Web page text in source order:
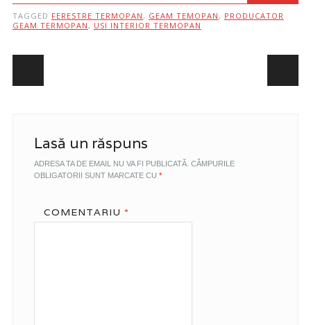
TAGGED FERESTRE TERMOPAN , GEAM TEMOPAN , PRODUCATOR
GEAM TERMOPAN , USI INTERIOR TERMOPAN
Lasă un răspuns
ADRESA TA DE EMAIL NU VA FI PUBLICATĂ. CÂMPURILE
OBLIGATORII SUNT MARCATE CU *
COMENTARIU *